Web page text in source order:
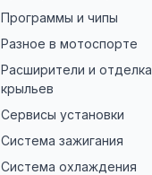
Программы и чипы
Разное в мотоспорте
Расширители и отделка
крыльев
Сервисы установки
Система зажигания
Система охлаждения